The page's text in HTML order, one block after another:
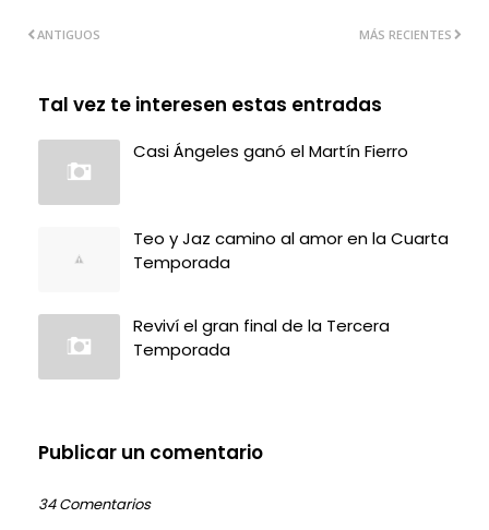
MÁS RECIENTES
ANTIGUOS
Tal vez te interesen estas entradas
Casi Ángeles ganó el Martín Fierro
Teo y Jaz camino al amor en la Cuarta
Temporada
Reviví el gran final de la Tercera
Temporada
Publicar un comentario
34 Comentarios